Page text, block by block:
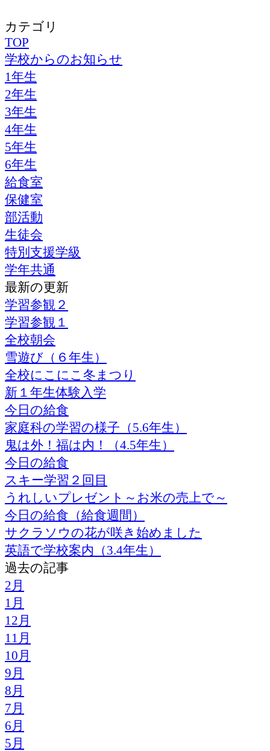
カテゴリ
TOP
学校からのお知らせ
1年生
2年生
3年生
4年生
5年生
6年生
給食室
保健室
部活動
生徒会
特別支援学級
学年共通
最新の更新
学習参観２
学習参観１
全校朝会
雪遊び（６年生）
全校にこにこ冬まつり
新１年生体験入学
今日の給食
家庭科の学習の様子（5.6年生）
鬼は外！福は内！（4.5年生）
今日の給食
スキー学習２回目
うれしいプレゼント～お米の売上で～
今日の給食（給食週間）
サクラソウの花が咲き始めました
英語で学校案内（3.4年生）
過去の記事
2月
1月
12月
11月
10月
9月
8月
7月
6月
5月